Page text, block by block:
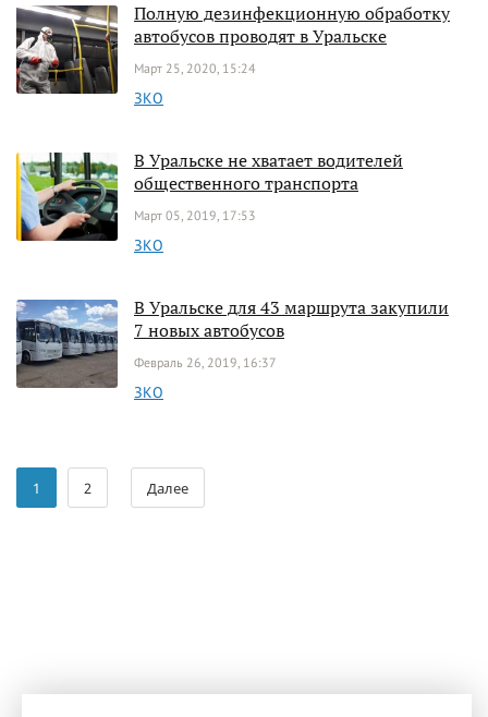
Полную дезинфекционную обработку
автобусов проводят в Уральске
Март 25, 2020, 15:24
ЗКО
В Уральске не хватает водителей
общественного транспорта
Март 05, 2019, 17:53
ЗКО
В Уральске для 43 маршрута закупили
7 новых автобусов
Февраль 26, 2019, 16:37
ЗКО
1 2 Далее